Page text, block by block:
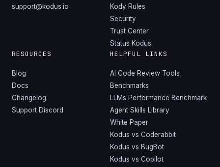
support@kodus.io
Kody Rules
Security
Trust Center
Status Kodus
RESOURCES
Blog
Docs
Changelog
Support Discord
HELPFUL LINKS
AI Code Review Tools
Benchmarks
LLMs Performance Benchmark
Agent Skills Library
White Paper
Kodus vs Coderabbit
Kodus vs BugBot
Kodus vs Copilot